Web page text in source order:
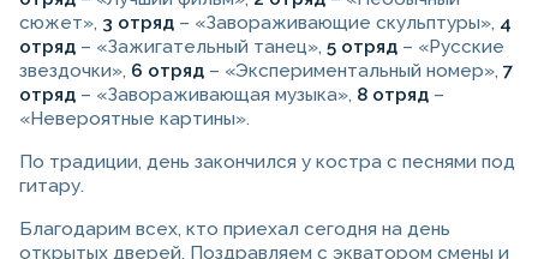
сюжет», 3 отряд – «Завораживающие скульптуры», 4
отряд – «Зажигательный танец», 5 отряд – «Русские
звездочки», 6 отряд – «Экспериментальный номер», 7
отряд – «Завораживающая музыка», 8 отряд –
«Невероятные картины».
По традиции, день закончился у костра с песнями под
гитару.
Благодарим всех, кто приехал сегодня на день
открытых дверей. Поздравляем с экватором смены и